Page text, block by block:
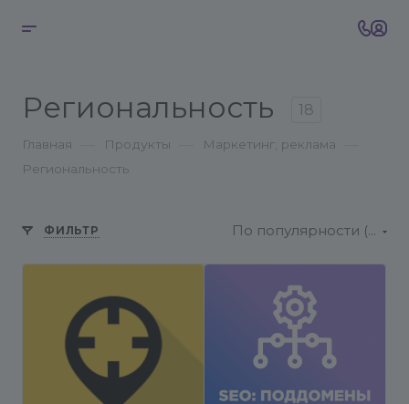
Региональность 18
Главная Продукты Маркетинг, реклама
Региональность
ФИЛЬТР По популярности (возрастание)